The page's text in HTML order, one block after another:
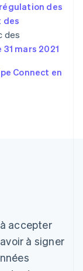
des
des
des
mars 2021
Connect en
accepter
à signer